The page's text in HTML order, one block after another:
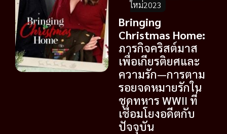
ใหม่2023
Bringing
Christmas Home:
ภารกิจคริสต์มาส
เพื่อเกียรติยศและ
ความรัก—การตาม
รอยจดหมายรักใน
ชุดทหาร WWII ที่
เชื่อมโยงอดีตกับ
ปัจจุบัน